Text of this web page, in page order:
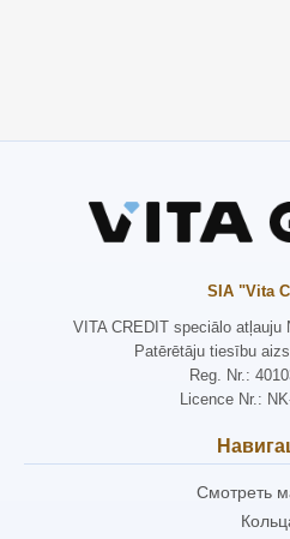
SIA "Vita
VITA CREDIT speciālo atļauju
Patērētāju tiesību
Reg. Nr.:
Licence Nr.:
Смотреть